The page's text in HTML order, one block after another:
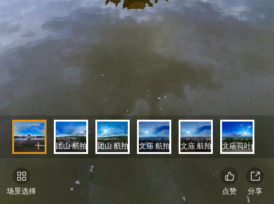
十七孔桥.jpg 团山 航拍1.jpg团山 航拍2.jpg文庙 航拍1.jpg文庙 航拍2.jpg文庙荷叶(调用
场景选择 点赞 分享